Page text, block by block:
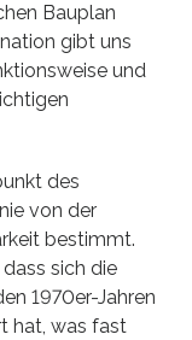
Bauplan
gibt uns
und
des
von der
bestimmt.
sich die
1970er-Jahren
hat, was fast